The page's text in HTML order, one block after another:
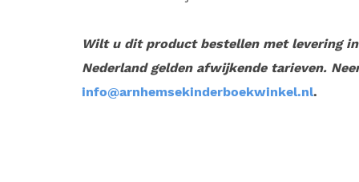
Wilt u dit product bestellen met levering
Nederland gelden afwijkende tarieven.
info@arnhemsekinderboekwinkel.nl.